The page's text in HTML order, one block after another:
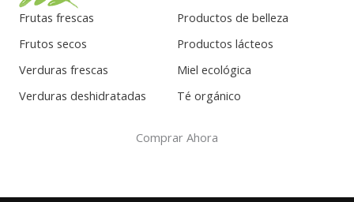
Frutas frescas
Frutos secos
Verduras frescas
Verduras deshidratadas
Productos de belleza
Productos lácteos
Miel ecológica
Té orgánico
Comprar Ahora